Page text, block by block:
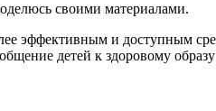
своими материалами.
эффективным и доступным
детей к здоровому